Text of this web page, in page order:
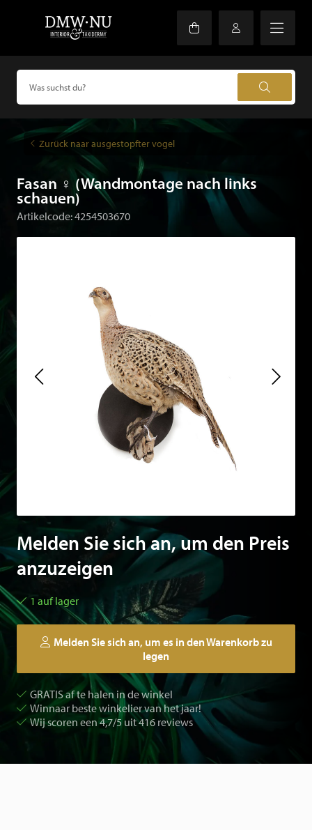
Zurück naar ausgestopfter vogel
Fasan ♀ (Wandmontage nach links
schauen)
Artikelcode: 4254503670
Melden Sie sich an, um den Preis
anzuzeigen
1 auf lager
Melden Sie sich an, um es in den Warenkorb zu
legen
GRATIS af te halen in de winkel
Winnaar beste winkelier van het jaar!
Wij scoren een 4,7/5 uit 416 reviews